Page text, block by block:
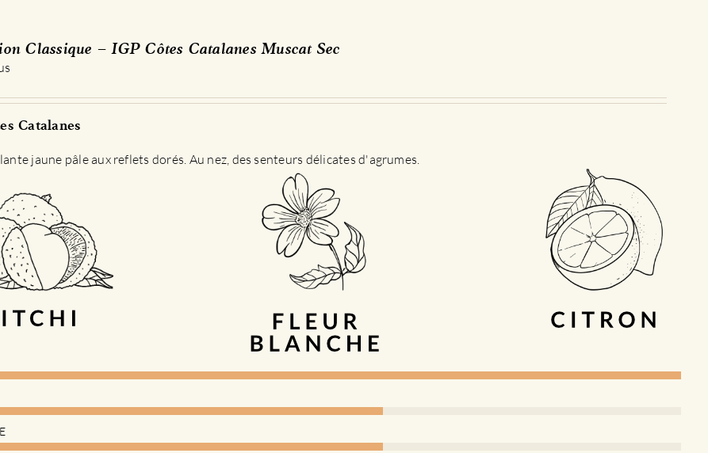
Classique – IGP Côtes Catalanes Muscat Sec
Catalanes
jaune pâle aux reflets dorés. Au nez, des senteurs délicates d'agrumes.